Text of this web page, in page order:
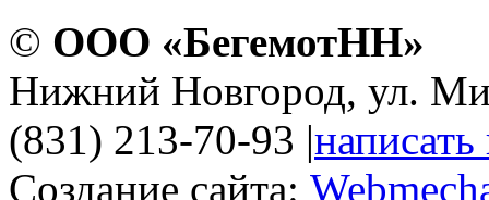
© ООО «БегемотНН»
Нижний Новгород, ул.
(831) 213-70-93 |
Создание сайта: